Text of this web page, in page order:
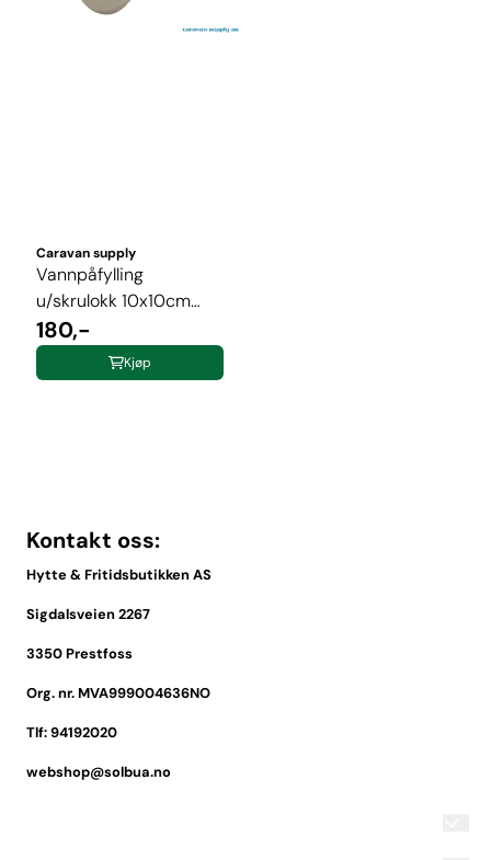
Caravan supply
Vannpåfylling
u/skrulokk 10x10cm
H05 hvit
180,-
Kjøp
Kontakt oss:
Hytte & Fritidsbutikken AS
Sigdalsveien 2267
3350 Prestfoss
Org. nr. MVA999004636NO
Tlf:94192020
webshop@solbua.no